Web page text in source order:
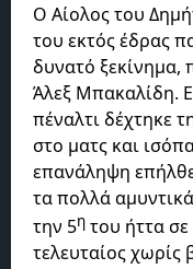
Ο Αίολος του
του εκτός έδρας
δυνατό ξεκίνημα,
Άλεξ Μπακαλίδη.
πέναλτι δέχτηκε
στο ματς και
επανάληψη
τα πολλά
την 5η του ήττα
τελευταίος χωρίς